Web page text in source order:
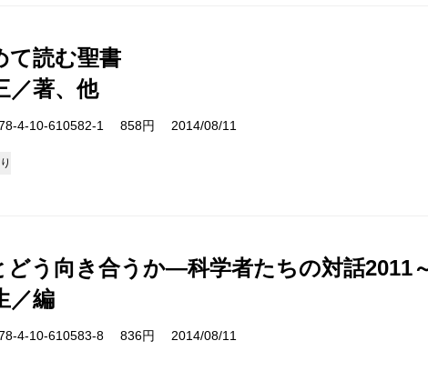
て読む聖書
／著、他
4-10-610582-1 858円 2014/08/11
どう向き合うか―科学者たちの対話2011
／編
4-10-610583-8 836円 2014/08/11